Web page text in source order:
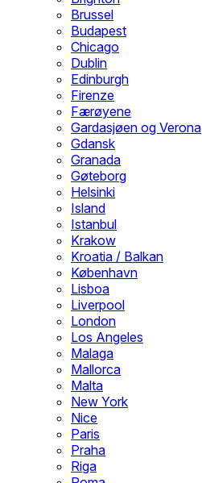
Brussel
Budapest
Chicago
Dublin
Edinburgh
Firenze
Færøyene
Gardasjøen og Verona
Gdansk
Granada
Gøteborg
Helsinki
Island
Istanbul
Krakow
Kroatia / Balkan
København
Lisboa
Liverpool
London
Los Angeles
Malaga
Mallorca
Malta
New York
Nice
Paris
Praha
Riga